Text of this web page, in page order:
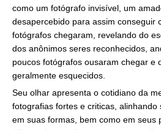
como um fotógrafo invisível, um
desapercebido para assim conseguir
fotógrafos chegaram, revelando do
dos anônimos seres reconhecidos,
poucos fotógrafos ousaram chegar e
geralmente esquecidos.
Seu olhar apresenta o cotidiano da
fotografias fortes e criticas, alinhando
em suas formas, bem como em seus